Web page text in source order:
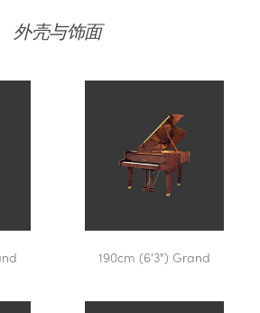
外壳与饰面
190cm (6'3") Grand